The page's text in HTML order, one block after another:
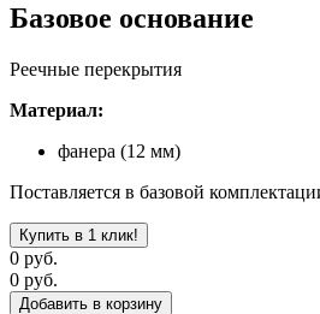
Базовое основание
Реечные перекрытия
Материал:
фанера (12 мм)
Поставляется в базовой
Купить в 1 клик!
0 руб.
0 руб.
Добавить в корзину